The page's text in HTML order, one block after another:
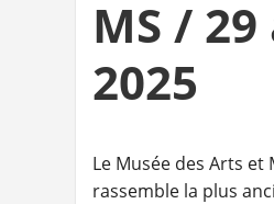
MS /
2025
Le Musée des Arts et
rassemble la plus